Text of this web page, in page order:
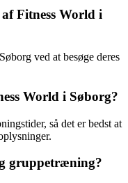
Fitness World i
ved at besøge deres
World i Søborg?
så det er bedst at
gruppetræning?